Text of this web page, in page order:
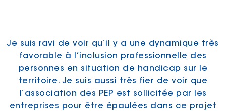
Je suis ravi de voir qu’il y a une dynamique très
favorable à l’inclusion professionnelle des
personnes en situation de handicap sur le
territoire. Je suis aussi très fier de voir que
l’association des PEP est sollicitée par les
entreprises pour être épaulées dans ce projet